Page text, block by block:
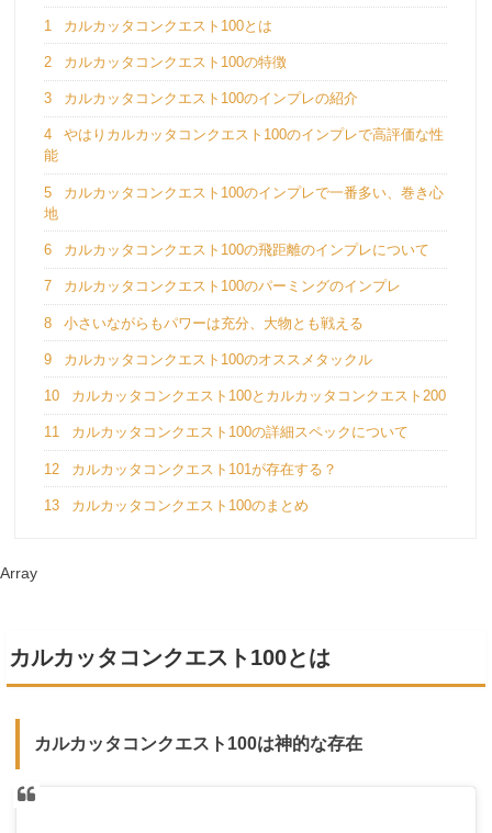
1 カルカッタコンクエスト100とは
2 カルカッタコンクエスト100の特徴
3 カルカッタコンクエスト100のインプレの紹介
4
やはりカルカッタコンクエスト100のインプレで高評価な性
能
5
カルカッタコンクエスト100のインプレで一番多い、巻き心
地
6 カルカッタコンクエスト100の飛距離のインプレについて
7 カルカッタコンクエスト100のパーミングのインプレ
8 小さいながらもパワーは充分、大物とも戦える
9 カルカッタコンクエスト100のオススメタックル
10 カルカッタコンクエスト100とカルカッタコンクエスト200
11 カルカッタコンクエスト100の詳細スペックについて
12 カルカッタコンクエスト101が存在する？
13 カルカッタコンクエスト100のまとめ
Array
カルカッタコンクエスト100とは
カルカッタコンクエスト100は神的な存在